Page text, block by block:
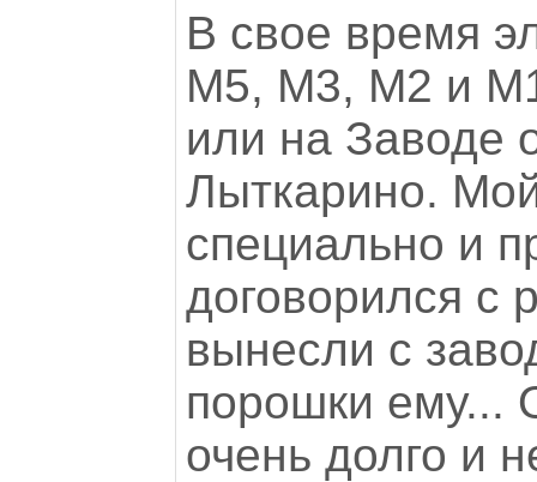
В свое время
М5, М3, М2 и
или на Заводе
Лыткарино.
специально и
договорился с
вынесли с
порошки ему...
очень долго и